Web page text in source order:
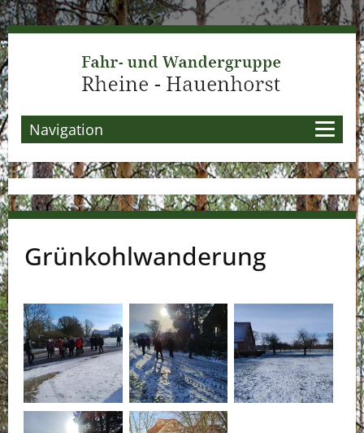
Navigation
Grünkohlwanderung